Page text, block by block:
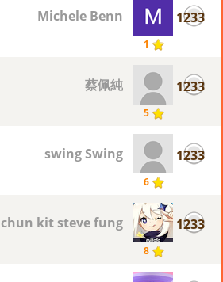
1233
1
Michele Benn
1233
5
蔡佩純
1233
6
swing Swing
1233
8
chun kit steve fung